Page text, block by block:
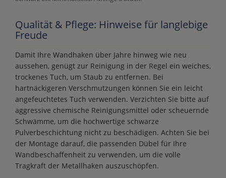
Qualität & Pflege: Hinweise für langlebige
Freude
Damit Ihre Wandhaken über Jahre hinweg wie neu
aussehen, genügt zur Reinigung in der Regel ein weiches,
trockenes Tuch, um Staub zu entfernen. Bei
hartnäckigeren Verschmutzungen können Sie ein leicht
angefeuchtetes Tuch verwenden. Verzichten Sie bitte auf
aggressive chemische Reinigungsmittel oder scheuernde
Schwämme, um die hochwertige schwarze
Pulverbeschichtung nicht zu beschädigen. Achten Sie bei
der Montage darauf, die passenden Dübel für Ihre
Wandbeschaffenheit zu verwenden, um die volle
Tragkraft der Metallhaken auszuschöpfen.